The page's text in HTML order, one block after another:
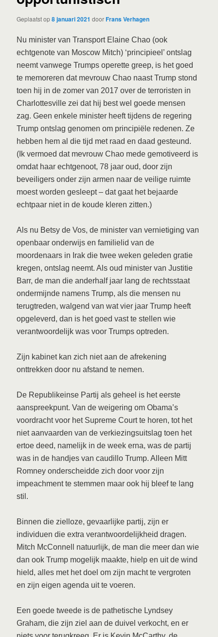
Geplaatst op8 januari 2021 doorFrans Verhagen
Nu minister van Transport Elaine Chao (ook
echtgenote van Moscow Mitch) ‘principieel’ ontslag
neemt vanwege Trumps operette greep, is het goed
te memoreren dat mevrouw Chao naast Trump stond
toen hij in de zomer van 2017 over de terroristen in
Charlottesville zei dat hij best wel goede mensen
zag. Geen enkele minister heeft tijdens de regering
Trump ontslag genomen om principiële redenen. Ze
hebben hem al die tijd met raad en daad gesteund.
(Ik vermoed dat mevrouw Chao mede gemotiveerd is
omdat haar echtgenoot, 78 jaar oud, door zijn
beveiligers onder zijn armen naar de veilige ruimte
moest worden gesleept – dat gaat het bejaarde
echtpaar niet in de koude kleren zitten.)
Als nu Betsy de Vos, de minister van vernietiging van
openbaar onderwijs en familielid van de
moordenaars in Irak die twee weken geleden gratie
kregen, ontslag neemt. Als oud minister van Justitie
Barr, de man die anderhalf jaar lang de rechtsstaat
ondermijnde namens Trump, als die mensen nu
terugtreden, walgend van wat vier jaar Trump heeft
opgeleverd, dan is het goed vast te stellen wie
verantwoordelijk was voor Trumps optreden.
Zijn kabinet kan zich niet aan de afrekening
onttrekken door nu afstand te nemen.
De Republikeinse Partij als geheel is het eerste
aanspreekpunt. Van de weigering om Obama’s
voordracht voor het Supreme Court te horen, tot het
niet aanvaarden van de verkiezingsuitslag toen het
ertoe deed, namelijk in de week erna, was de partij
was in de handjes van caudillo Trump. Alleen Mitt
Romney onderscheidde zich door voor zijn
impeachment te stemmen maar ook hij bleef te lang
stil.
Binnen die zielloze, gevaarlijke partij, zijn er
individuen die extra verantwoordelijkheid dragen.
Mitch McConnell natuurlijk, de man die meer dan wie
dan ook Trump mogelijk maakte, hielp en uit de wind
hield, alles met het doel om zijn macht te vergroten
en zijn eigen agenda uit te voeren.
Een goede tweede is de pathetische Lyndsey
Graham, die zijn ziel aan de duivel verkocht, en er